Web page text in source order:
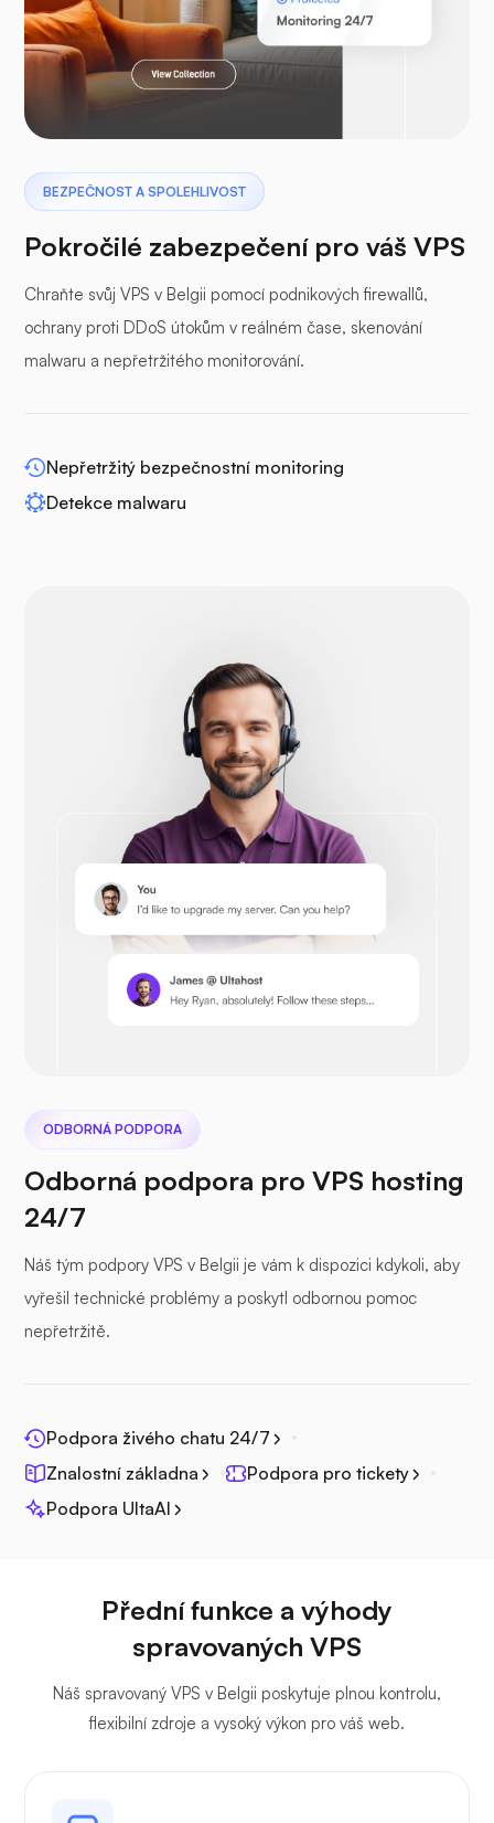
Laravel
Pterodaktyl
WP-extendify
Opencart
Prestashop
Seafile
Plex
BEZPEČNOST A SPOLEHLIVOST
Pokročilé zabezpečení pro váš VPS
Chraňte svůj VPS v Belgii pomocí podnikových firewallů,
ochrany proti DDoS útokům v reálném čase, skenování
malwaru a nepřetržitého monitorování.
Nepřetržitý bezpečnostní monitoring
Detekce malwaru
ODBORNÁ PODPORA
Odborná podpora pro VPS hosting
24/7
Náš tým podpory VPS v Belgii je vám k dispozici kdykoli, aby
vyřešil technické problémy a poskytl odbornou pomoc
nepřetržitě.
Podpora živého chatu 24/7
Znalostní základna
Podpora pro tickety
Podpora UltaAI
Přední funkce a výhody
spravovaných VPS
Náš spravovaný VPS v Belgii poskytuje plnou kontrolu,
flexibilní zdroje a vysoký výkon pro váš web.